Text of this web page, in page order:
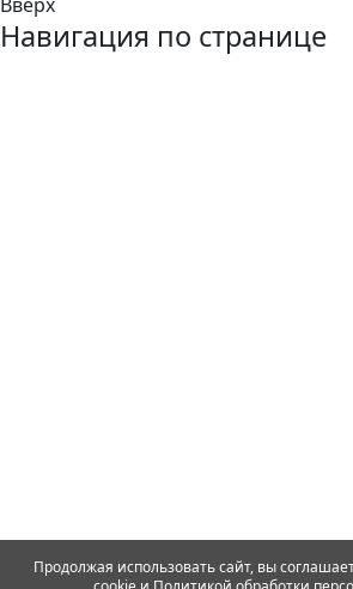
Продолжая использовать сайт, вы
Навигация по странице